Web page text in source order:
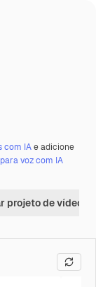
com IAe adicione
voz com IA
projeto de vídeo